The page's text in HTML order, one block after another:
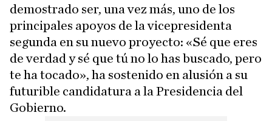
demostrado ser, una vez más, uno de los
principales apoyos de la vicepresidenta
segunda en su nuevo proyecto: «Sé que eres
de verdad y sé que tú no lo has buscado, pero
te ha tocado», ha sostenido en alusión a su
futurible candidatura a la Presidencia del
Gobierno.